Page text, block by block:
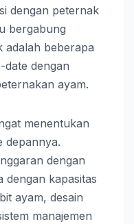
dengan peternak
bergabung
adalah beberapa
dengan
ayam.
menentukan
depannya.
dengan
dengan kapasitas
ayam, desain
manajemen